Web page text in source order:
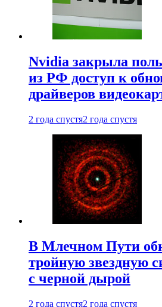
Nvidia закрыла
из РФ доступ к
драйверов
2 года спустя2 года спустя
В Млечном Пути
тройную звездную
с черной дырой
2 года спустя2 года спустя